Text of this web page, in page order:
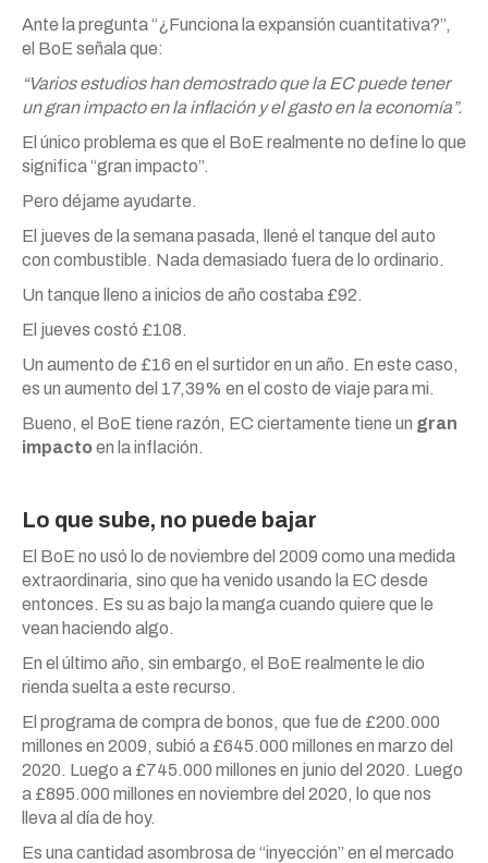
Ante la pregunta “¿Funciona la expansión cuantitativa?”,
el BoE señala que:
“Varios estudios han demostrado que la EC puede tener
un gran impacto en la inflación y el gasto en la economía”.
El único problema es que el BoE realmente no define lo que
significa “gran impacto”.
Pero déjame ayudarte.
El jueves de la semana pasada, llené el tanque del auto
con combustible. Nada demasiado fuera de lo ordinario.
Un tanque lleno a inicios de año costaba £92.
El jueves costó £108.
Un aumento de £16 en el surtidor en un año. En este caso,
es un aumento del 17,39% en el costo de viaje para mi.
Bueno, el BoE tiene razón, EC ciertamente tiene un gran
impactoen la inflación.
Lo que sube, no puede bajar
El BoE no usó lo de noviembre del 2009 como una medida
extraordinaria, sino que ha venido usando la EC desde
entonces. Es su as bajo la manga cuando quiere que le
vean haciendo algo.
En el último año, sin embargo, el BoE realmente le dio
rienda suelta a este recurso.
El programa de compra de bonos, que fue de £200.000
millones en 2009, subió a £645.000 millones en marzo del
2020. Luego a £745.000 millones en junio del 2020. Luego
a £895.000 millones en noviembre del 2020, lo que nos
lleva al día de hoy.
Es una cantidad asombrosa de “inyección” en el mercado